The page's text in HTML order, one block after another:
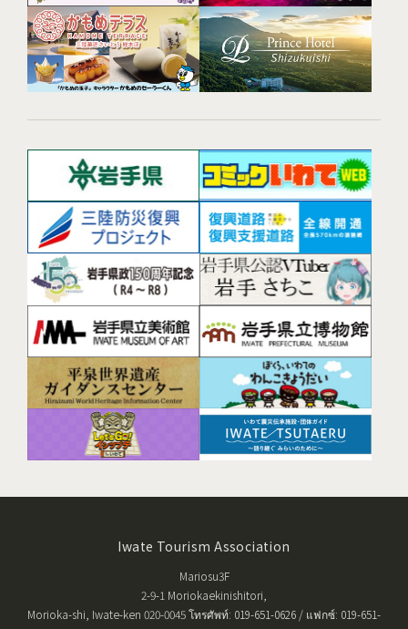
Iwate Tourism Association
Mariosu3F
2-9-1 Moriokaekinishitori,
Morioka-shi, Iwate-ken 020-0045 โทรศัพท์: 019-651-0626 / แฟกซ์: 019-651-